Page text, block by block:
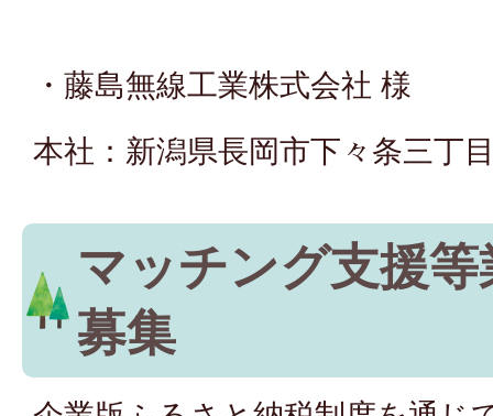
・藤島無線工業株式会社 様
本社：新潟県長岡市下々条三丁
マッチング支援
募集